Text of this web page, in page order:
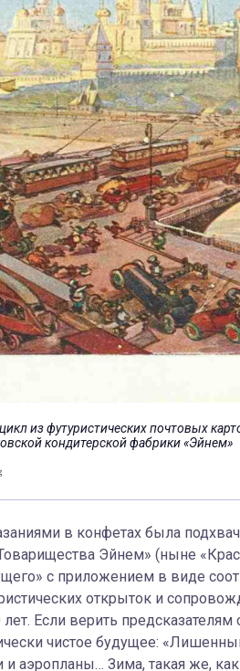
из футуристических почтовых
кондитерской фабрики «Эйнем»
в конфетах была
Эйнем» (ныне
с приложением в виде
открыток и
Если верить
чистое будущее:
аэропланы… Зима, такая же,